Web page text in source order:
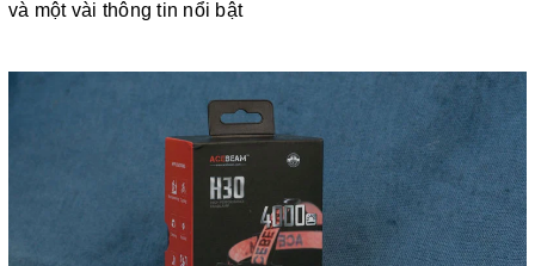
và một vài thông tin nổi bật